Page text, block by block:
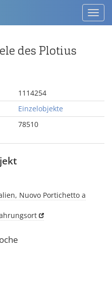
des Plotius
1114254
Einzelobjekte
78510
Nuovo Portichetto a